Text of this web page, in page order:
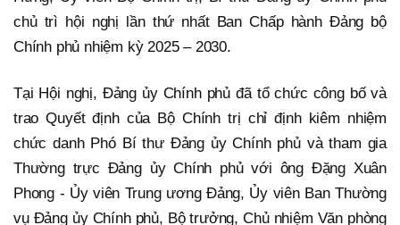
chủ trì hội nghị lần thứ nhất Ban Chấp hành Đảng bộ
Chính phủ nhiệm kỳ 2025 – 2030.
Tại Hội nghị, Đảng ủy Chính phủ đã tổ chức công bố và
trao Quyết định của Bộ Chính trị chỉ định kiêm nhiệm
chức danh Phó Bí thư Đảng ủy Chính phủ và tham gia
Thường trực Đảng ủy Chính phủ với ông Đặng Xuân
Phong - Ủy viên Trung ương Đảng, Ủy viên Ban Thường
vụ Đảng ủy Chính phủ, Bộ trưởng, Chủ nhiệm Văn phòng